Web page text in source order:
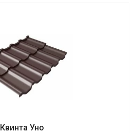
Квинта Уно